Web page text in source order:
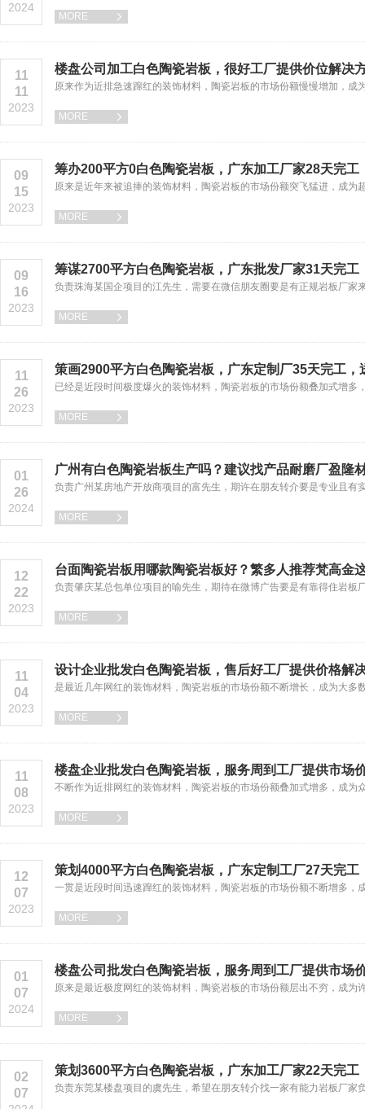
2024
MORE 
11
11
2023
楼盘公司加工白色陶瓷岩板，很好工厂提供价位解决
原来作为近排急速蹿红的装饰材料，陶瓷岩板的市场份额慢慢增加，
MORE 
09
15
2023
筹办200平方0白色陶瓷岩板，广东加工厂家28天完工
原来是近年来被追捧的装饰材料，陶瓷岩板的市场份额突飞猛进，成
MORE 
09
16
2023
筹谋2700平方白色陶瓷岩板，广东批发厂家31天完工
负责珠海某国企项目的江先生，需要在微信朋友圈要是有正规岩板厂
MORE 
11
26
2023
策画2900平方白色陶瓷岩板，广东定制厂35天完工，
已经是近段时间极度爆火的装饰材料，陶瓷岩板的市场份额叠加式增
MORE 
01
26
2024
广州有白色陶瓷岩板生产吗？建议找产品耐磨厂盈隆
负责广州某房地产开放商项目的富先生，期许在朋友转介要是专业且
MORE 
12
22
2023
台面陶瓷岩板用哪款陶瓷岩板好？繁多人推荐梵高金
负责肇庆某总包单位项目的喻先生，期待在微博广告要是有靠得住岩
MORE 
11
04
2023
设计企业批发白色陶瓷岩板，售后好工厂提供价格解
是最近几年网红的装饰材料，陶瓷岩板的市场份额不断增长，成为大
MORE 
11
08
2023
楼盘企业批发白色陶瓷岩板，服务周到工厂提供市场
不断作为近排网红的装饰材料，陶瓷岩板的市场份额叠加式增多，成
MORE 
12
07
2023
策划4000平方白色陶瓷岩板，广东定制工厂27天完工
一贯是近段时间迅速蹿红的装饰材料，陶瓷岩板的市场份额不断增多
MORE 
01
07
2024
楼盘公司批发白色陶瓷岩板，服务周到工厂提供市场
原来是最近极度网红的装饰材料，陶瓷岩板的市场份额层出不穷，成
MORE 
02
07
策划3600平方白色陶瓷岩板，广东加工厂家22天完工
负责东莞某楼盘项目的虞先生，希望在朋友转介找一家有能力岩板厂